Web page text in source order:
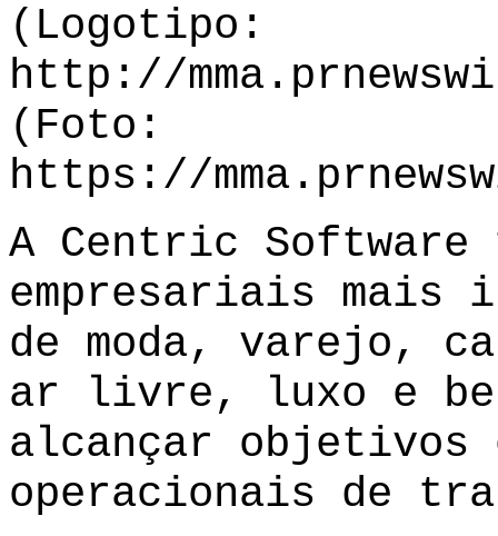
(Logotipo:
http://
(Foto:
https://
A Centric Software
empresariais mais
de moda, varejo,
ar livre, luxo e
alcançar objetivos
operacionais de